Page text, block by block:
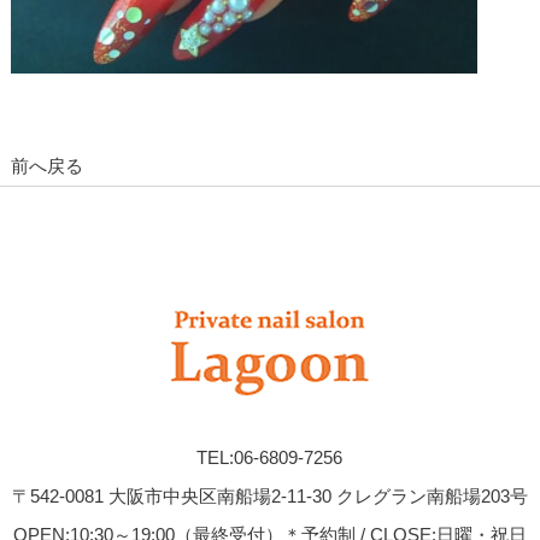
前へ戻る
TEL:06-6809-7256
〒542-0081 大阪市中央区南船場2-11-30 クレグラン南船場203号
OPEN:10:30～19:00（最終受付）＊予約制 / CLOSE:日曜・祝日